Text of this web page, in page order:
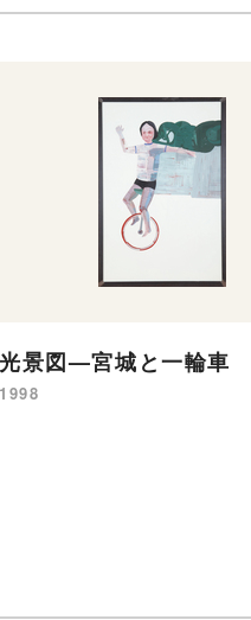
光景図—宮城と一輪車
1998